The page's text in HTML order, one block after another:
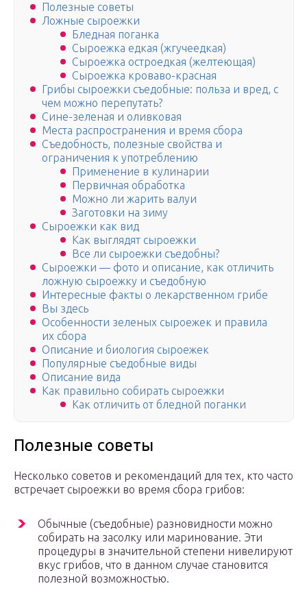
Полезные советы
Ложные сыроежки
Бледная поганка
Сыроежка едкая (жгучеедкая)
Сыроежка остроедкая (желтеющая)
Сыроежка кроваво-красная
Грибы сыроежки съедобные: польза и вред, с
чем можно перепутать?
Сине-зеленая и оливковая
Места распространения и время сбора
Съедобность, полезные свойства и
ограничения к употреблению
Применение в кулинарии
Первичная обработка
Можно ли жарить валуи
Заготовки на зиму
Сыроежки как вид
Как выглядят сыроежки
Все ли сыроежки съедобны?
Сыроежки — фото и описание, как отличить
ложную сыроежку и съедобную
Интересные факты о лекарственном грибе
Вы здесь
Особенности зеленых сыроежек и правила
их сбора
Описание и биология сыроежек
Популярные съедобные виды
Описание вида
Как правильно собирать сыроежки
Как отличить от бледной поганки
Полезные советы
Несколько советов и рекомендаций для тех, кто часто
встречает сыроежки во время сбора грибов:
Обычные (съедобные) разновидности можно
собирать на засолку или маринование. Эти
процедуры в значительной степени нивелируют
вкус грибов, что в данном случае становится
полезной возможностью.